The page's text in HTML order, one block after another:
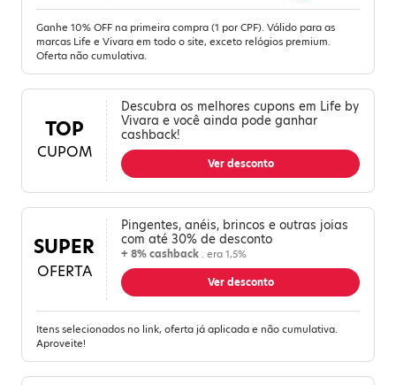
Ganhe 10% OFF na primeira compra (1 por CPF). Válido para as
marcas Life e Vivara em todo o site, exceto relógios premium.
Oferta não cumulativa.
TOP
CUPOM
Descubra os melhores cupons em Life by
Vivara e você ainda pode ganhar
cashback!
Ver desconto
SUPER
OFERTA
Pingentes, anéis, brincos e outras joias
com até 30% de desconto
+ 8% cashback . era 1,5%
Ver desconto
Itens selecionados no link, oferta já aplicada e não cumulativa.
Aproveite!